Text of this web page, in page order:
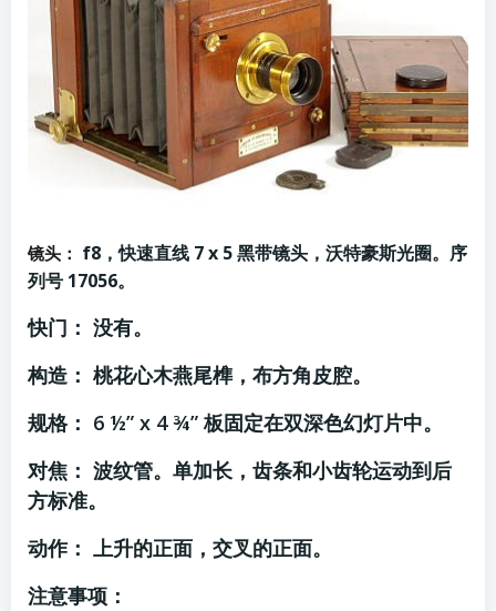
镜头： f8，快速直线 7 x 5 黑带镜头，沃特豪斯光圈。序
列号 17056。
快门： 没有。
构造： 桃花心木燕尾榫，布方角皮腔。
规格： 6 ½” x 4 ¾” 板固定在双深色幻灯片中。
对焦： 波纹管。单加长，齿条和小齿轮运动到后
方标准。
动作： 上升的正面，交叉的正面。
注意事项：